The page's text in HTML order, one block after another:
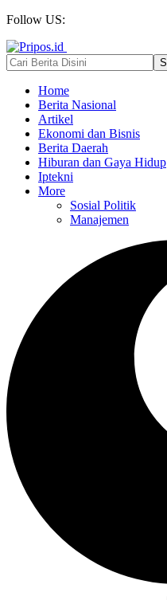
Follow US:
Home
Berita Nasional
Artikel
Ekonomi dan Bisnis
Berita Daerah
Hiburan dan Gaya Hidup
Iptekni
More
Sosial Politik
Manajemen